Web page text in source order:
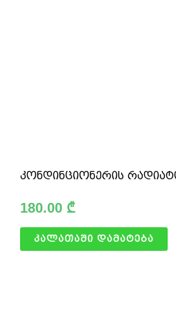
კონდინციონერის
180.00 ₾
კალათაში დამატება